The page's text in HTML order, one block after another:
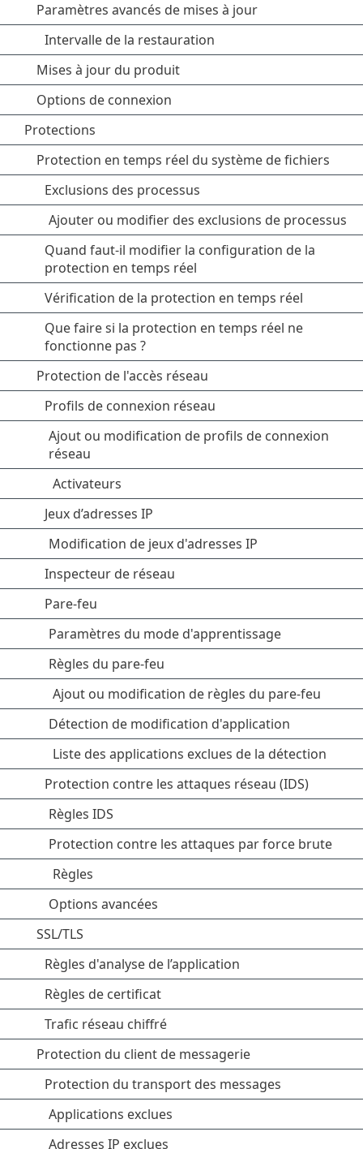
Paramètres avancés de mises à jour
Intervalle de la restauration
Mises à jour du produit
Options de connexion
Protections
Protection en temps réel du système de fichiers
Exclusions des processus
Ajouter ou modifier des exclusions de processus
Quand faut-il modifier la configuration de la
protection en temps réel
Vérification de la protection en temps réel
Que faire si la protection en temps réel ne
fonctionne pas ?
Protection de l'accès réseau
Profils de connexion réseau
Ajout ou modification de profils de connexion
réseau
Activateurs
Jeux d’adresses IP
Modification de jeux d'adresses IP
Inspecteur de réseau
Pare-feu
Paramètres du mode d'apprentissage
Règles du pare-feu
Ajout ou modification de règles du pare-feu
Détection de modification d'application
Liste des applications exclues de la détection
Protection contre les attaques réseau (IDS)
Règles IDS
Protection contre les attaques par force brute
Règles
Options avancées
SSL/TLS
Règles d'analyse de l’application
Règles de certificat
Trafic réseau chiffré
Protection du client de messagerie
Protection du transport des messages
Applications exclues
Adresses IP exclues